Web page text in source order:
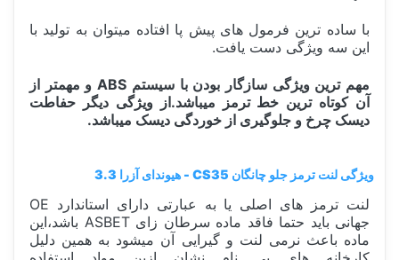
با ساده ترین فرمول های پیش پا افتاده میتوان به تولید با
این سه ویژگی دست یافت.
مهم ترین ویژگی سازگار بودن با سیستم ABS و مهمتر از
آن کوتاه ترین خط ترمز میباشد.از ویژگی دیگر حفاطت
دیسک چرخ و جلوگیری از خوردگی دیسک میباشد.
ویژگی لنت ترمز جلو چانگان CS35 - هیوندای آزرا 3.3
لنت ترمز های اصلی یا به عبارتی دارای استاندارد OE
جهانی باید حتما فاقد ماده سرطان زای ASBET باشد،این
ماده باعث نرمی لنت و گیرایی آن میشود به همین دلیل